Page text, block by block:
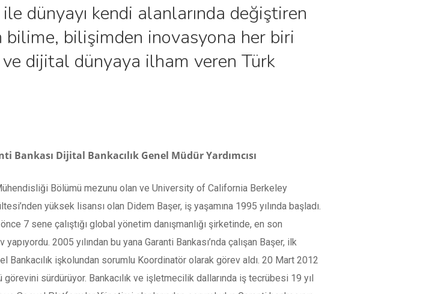
dünyayı kendi alanlarında değiştiren
bilime, bilişimden inovasyona her biri
dijital dünyaya ilham veren Türk
Bankası Dijital Bankacılık Genel Müdür Yardımcısı
Bölümü mezunu olan ve University of California Berkeley
yüksek lisansı olan Didem Başer, iş yaşamına 1995 yılında başladı.
7 sene çalıştığı global yönetim danışmanlığı şirketinde, en son
2005 yılından bu yana Garanti Bankası’nda çalışan Başer, ilk
Bankacılık işkolundan sorumlu Koordinatör olarak görev aldı. 20 Mart 2012
sürdürüyor. Bankacılık ve işletmecilik dallarında iş tecrübesi 19 yıl